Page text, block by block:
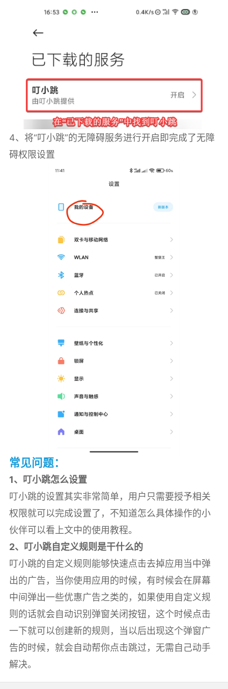
4、将“叮小跳”的无障碍服务进行开启即完成了无障
碍权限设置
常见问题：
1、叮小跳怎么设置
叮小跳的设置其实非常简单，用户只需要授予相关
权限就可以完成设置了，不知道怎么具体操作的小
伙伴可以看上文中的使用教程。
2、叮小跳自定义规则是干什么的
叮小跳的自定义规则能够快速点击去掉应用当中弹
出的广告，当你使用应用的时候，有时候会在屏幕
中间弹出一些优惠广告之类的，如果使用自定义规
则的话就会自动识别弹窗关闭按钮，这个时候点击
一下就可以创建新的规则，当以后出现这个弹窗广
告的时候，就会自动帮你点击跳过，无需自己动手
解决。